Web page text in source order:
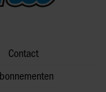
met andere
die ze hebben
website blijft
Contact